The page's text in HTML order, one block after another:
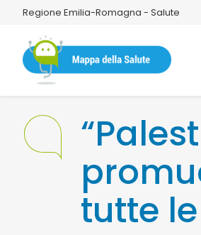
Regione Emilia-Romagna - Salute
tutte